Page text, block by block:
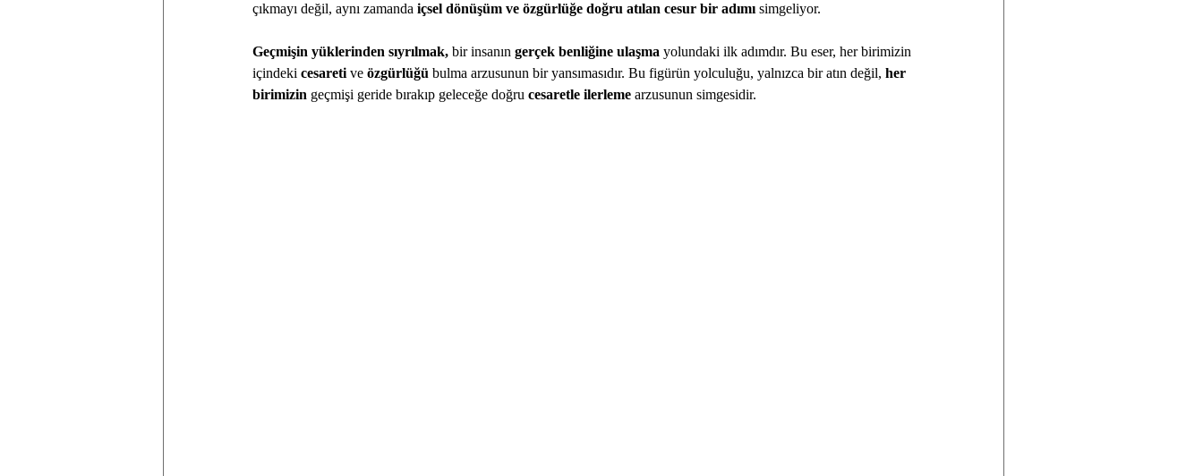
çıkmayı değil, aynı zamanda içsel dönüşüm ve özgürlüğe doğru atılan cesur bir adımı simgeliyor.
Geçmişin yüklerinden sıyrılmak, bir insanın gerçek benliğine ulaşma yolundaki ilk adımdır. Bu eser, her birimizin
içindeki cesareti ve özgürlüğü bulma arzusunun bir yansımasıdır. Bu figürün yolculuğu, yalnızca bir atın değil, her
birimizin geçmişi geride bırakıp geleceğe doğru cesaretle ilerleme arzusunun simgesidir.